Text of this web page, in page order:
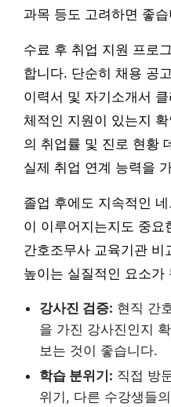
과목 등도 고려하면 좋
수료 후 취업 지원 프로
합니다. 단순히 채용 공
이력서 및 자기소개서
체적인 지원이 있는지
의 취업률 및 진로 현황
실제 취업 연계 능력을
졸업 후에도 지속적인
이 이루어지는지도 중요
간호조무사 교육기관 비
높이는 실질적인 요소가
강사진 검증: 현직 간
을 가진 강사진인지
보는 것이 좋습니다.
학습 분위기: 직접 방
위기, 다른 수강생들